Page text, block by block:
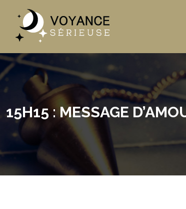
15H15 : MESSAGE